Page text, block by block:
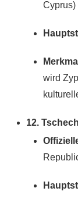
Cyprus)
wird
12.